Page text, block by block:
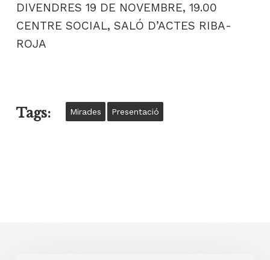
DIVENDRES 19 DE NOVEMBRE, 19.00
CENTRE SOCIAL, SALÓ D’ACTES RIBA-
ROJA
Tags: Mirades Presentació